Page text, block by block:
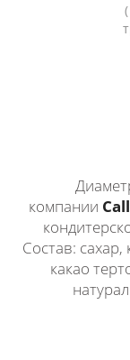
компании
Состав:
какао